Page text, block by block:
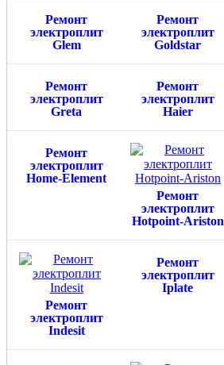
Ремонт
электроплит
Glem
Ремонт
электроплит
Goldstar
Ремонт
электроплит
Greta
Ремонт
электроплит
Haier
Ремонт
электроплит
Home-Element
Ремонт
электроплит
Hotpoint-Ariston
Ремонт
электроплит
Indesit
Ремонт
электроплит
Iplate